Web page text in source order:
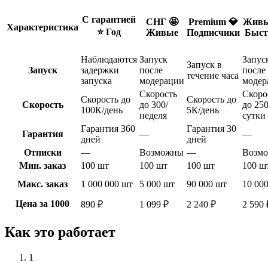
Характеристика
С гарантией
⭐️ Год
СНГ 🤩
Живые
Premium 💎
Подписчики
Запуск
Наблюдаются
задержки
запуска
Запуск
после
модерации
Запуск в
течение часа
после
Скорость
Скорость до
100К/день
Скорость
до 300/
неделя
Скорость до
5К/день
до
сутки
Гарантия
Гарантия 360
дней
—
Гарантия 30
дней
—
Отписки
— Возможны —
Мин. заказ
100 шт 100 шт 100 шт
100
Макс. заказ
1 000 000 шт 5 000 шт 90 000 шт
10
Цена за 1000
890 ₽ 1 099 ₽ 2 240 ₽ 2 590
Как это работает
1